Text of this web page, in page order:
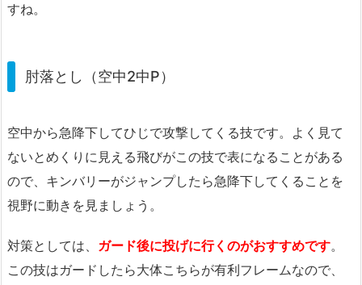
すね。
肘落とし（空中2中P）
空中から急降下してひじで攻撃してくる技です。よく見て
ないとめくりに見える飛びがこの技で表になることがある
ので、キンバリーがジャンプしたら急降下してくることを
視野に動きを見ましょう。
対策としては、 ガード後に投げに行くのがおすすめです。
この技はガードしたら大体こちらが有利フレームなので、